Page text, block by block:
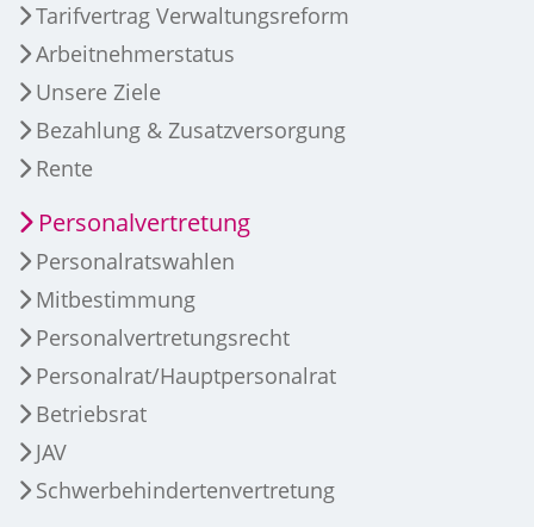
Tarifvertrag Verwaltungsreform
Arbeitnehmerstatus
Unsere Ziele
Bezahlung & Zusatzversorgung
Rente
Personalvertretung
Personalratswahlen
Mitbestimmung
Personalvertretungsrecht
Personalrat/Hauptpersonalrat
Betriebsrat
JAV
Schwerbehindertenvertretung